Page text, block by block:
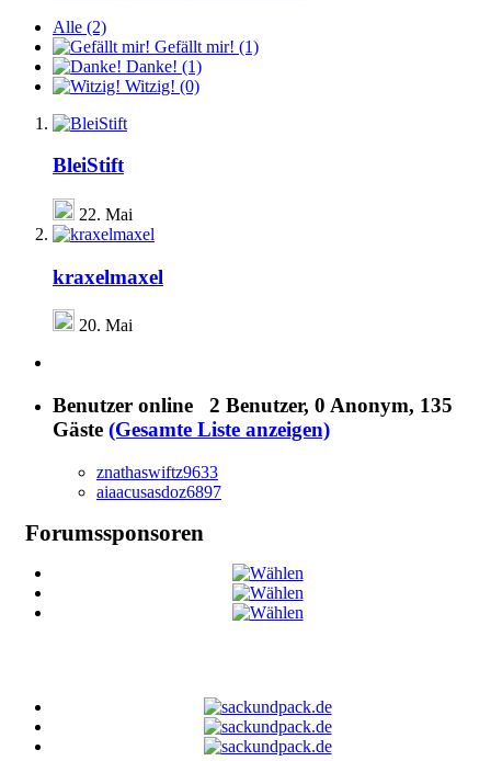
Alle (2)
Gefällt mir! (1)
Danke! (1)
Witzig! (0)
BleiStift
22. Mai
kraxelmaxel
20. Mai
Benutzer online 2 Benutzer, 0 Anonym, 135
Gäste (Gesamte Liste anzeigen)
znathaswiftz9633
aiaacusasdoz6897
Forumssponsoren